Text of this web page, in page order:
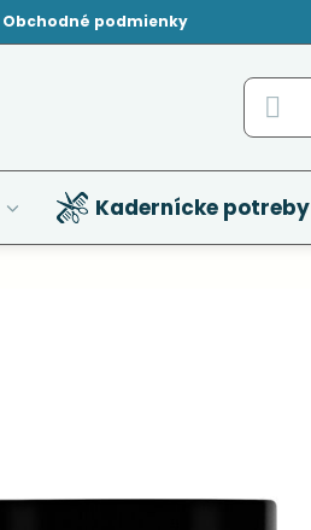
Obchodné podmienky
Kadernícke potreby